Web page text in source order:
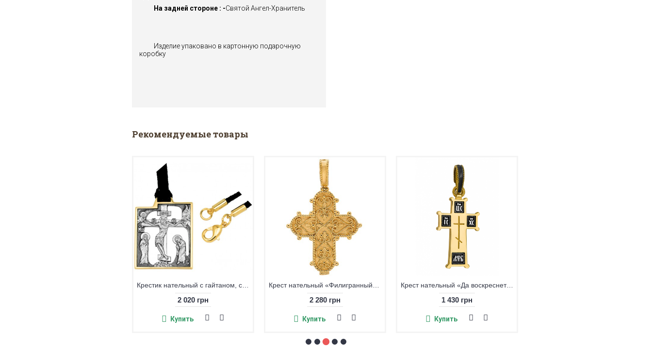
На задней стороне : -Святой Ангел-Хранитель
Изделие упаковано в картонную подарочную
коробку
Рекомендуемые товары
2 020 грн
Купить
2 280 грн
Купить
Крест нательный «Да воскреснет Бог», серебро 925° с позолотой
1 430 грн
Купить